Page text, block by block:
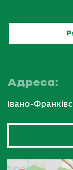
Адреса:
Івано-